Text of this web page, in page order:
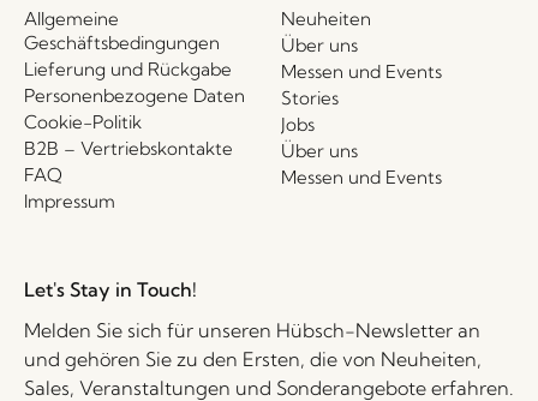
Allgemeine
Geschäftsbedingungen
Lieferung und Rückgabe
Personenbezogene Daten
Cookie-Politik
B2B – Vertriebskontakte
FAQ
Impressum
Neuheiten
Über uns
Messen und Events
Stories
Jobs
Über uns
Messen und Events
Let's Stay in Touch!
Melden Sie sich für unseren Hübsch-Newsletter an
und gehören Sie zu den Ersten, die von Neuheiten,
Sales, Veranstaltungen und Sonderangebote erfahren.